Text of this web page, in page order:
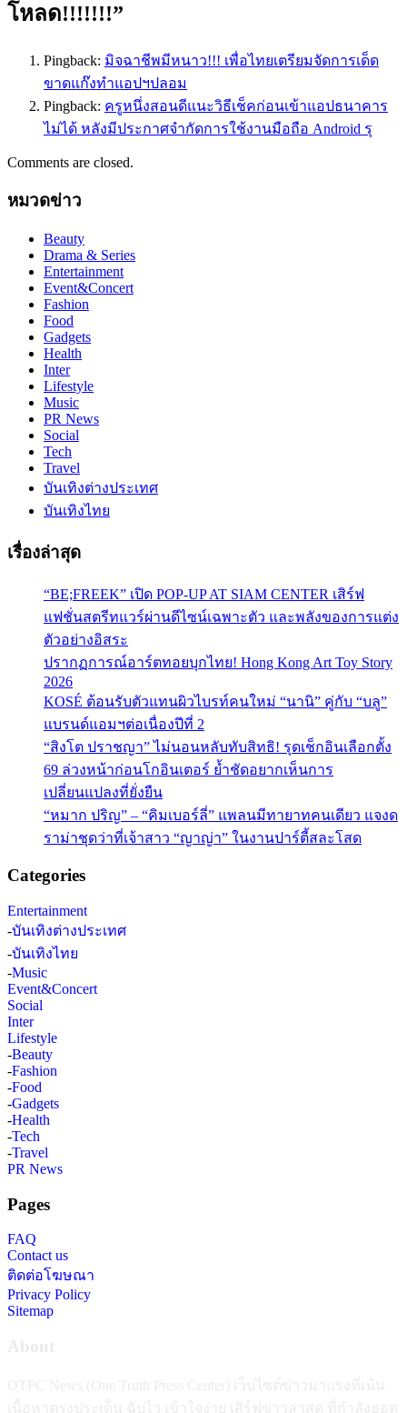
โหลด!!!!!!!”
Pingback: มิจฉาชีพมีหนาว!!! เพื่อไทยเตรียมจัดการเด็ด
ขาดแก๊งทำแอปฯปลอม
Pingback: ครูหนึ่งสอนดีแนะวิธีเช็คก่อนเข้าแอปธนาคาร
ไม่ได้ หลังมีประกาศจำกัดการใช้งานมือถือ Android รุ
Comments are closed.
หมวดข่าว
Beauty
Drama & Series
Entertainment
Event&Concert
Fashion
Food
Gadgets
Health
Inter
Lifestyle
Music
PR News
Social
Tech
Travel
บันเทิงต่างประเทศ
บันเทิงไทย
เรื่องล่าสุด
“BE;FREEK” เปิด POP-UP AT SIAM CENTER เสิร์ฟ
แฟชั่นสตรีทแวร์ผ่านดีไซน์เฉพาะตัว และพลังของการแต่ง
ตัวอย่างอิสระ
ปรากฏการณ์อาร์ตทอยบุกไทย! Hong Kong Art Toy Story
2026
KOSÉ ต้อนรับตัวแทนผิวไบรท์คนใหม่ “นานิ” คู่กับ “บลู”
แบรนด์แอมฯต่อเนื่องปีที่ 2
“สิงโต ปราชญา” ไม่นอนหลับทับสิทธิ! รุดเช็กอินเลือกตั้ง
69 ล่วงหน้าก่อนโกอินเตอร์ ย้ำชัดอยากเห็นการ
เปลี่ยนแปลงที่ยั่งยืน
“หมาก ปริญ” – “คิมเบอร์ลี่” แพลนมีทายาทคนเดียว แจงด
ราม่าชุดว่าที่เจ้าสาว “ญาญ่า” ในงานปาร์ตี้สละโสด
Categories
Entertainment
-บันเทิงต่างประเทศ
-บันเทิงไทย
-Music
Event&Concert
Social
Inter
Lifestyle
-Beauty
-Fashion
-Food
-Gadgets
-Health
-Tech
-Travel
PR News
Pages
FAQ
Contact us
ติดต่อโฆษณา
Privacy Policy
Sitemap